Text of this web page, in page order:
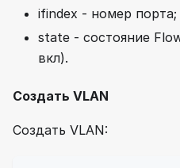
ifindex - номер порта;
state - состояние
вкл).
Создать VLAN
Создать VLAN: